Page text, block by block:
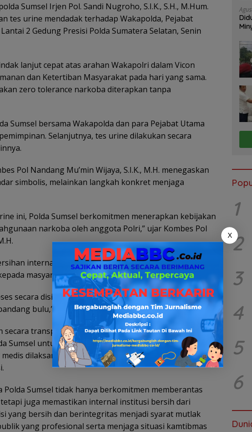
Sumsel Irjen Pol. Sandi Nugroho, S.I.K., S.H., M.Hum.
tes urine mendadak terhadap Wakapolda, Pejabat
2 Gedung Presisi Polda Sumatera Selatan, Senin
lanjut cepat atas arahan Wakapolri dalam Vicon
dan Ketertiban Masyarakat pada hari yang sama.
zero tolerance narkoba diterapkan tanpa
Sumsel bersama Wakapolda dan para Pejabat Utama
Selanjutnya, tes urine dilakukan secara
Pol Nandang Mu’min Wijaya, S.I.K., M.H. menegaskan
simbolis, melainkan langkah konkret menjaga
ini, Polda Sumsel berkomitmen menerapkan kebijakan
narkoba oleh anggota Polri,” ujar Kombes Pol
internal merupakan fondasi utama sebelum
masyarakat.
secara disiplin, kode etik, maupun pidana sesuai
bulu,” kata beliau.
secara transparan dan diawasi ketat oleh Bidang Profesi
Sumsel untuk menjamin validitas serta akurasi hasil
dilaksanakan sesuai standar operasional guna
Sumsel tidak hanya berkomitmen memberantas
juga memastikan internal institusi bersih dari
yang bersih dan berintegritas menjadi syarat mutlak
yang profesional serta menjaga situasi kamtibmas
1
2
3
4
5
6
X